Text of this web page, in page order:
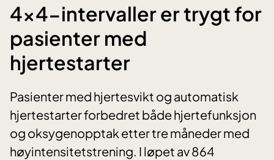
4x4-intervaller er trygt for
pasienter med
hjertestarter
Pasienter med hjertesvikt og automatisk
hjertestarter forbedret både hjertefunksjon
og oksygenopptak etter tre måneder med
høyintensitetstrening. I løpet av 864